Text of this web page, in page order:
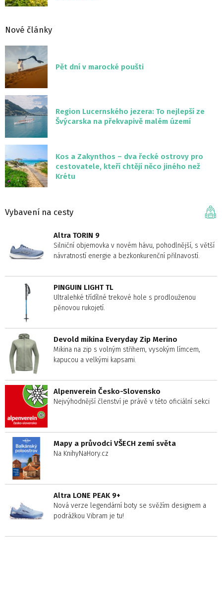
Nové články
Pět dní v marocké poušti
Region Lucernského jezera: To nejlepší ze
Švýcarska na překvapivě malém území
Kos a Zakynthos – dva řecké ostrovy pro
cestovatele, kteří chtějí něco jiného než
Krétu
Vybavení na cesty
Altra TORIN 9
Silniční objemovka v novém hávu, pohodlnější, s větší
návratností energie a bezkonkurenční přilnavostí.
PINGUIN LIGHT TL
Ultralehké třídílné trekové hole s prodlouženou
pěnovou rukojetí.
Devold mikina Everyday Zip Merino
Mikina na zip s volným střihem, vysokým límcem,
kapucou a velkými kapsami.
Alpenverein Česko-Slovensko
Nejvýhodnější členství je právě v této oficiální sekci
Mapy a průvodci VŠECH zemí světa
Na KnihyNaHory.cz
Altra LONE PEAK 9+
Nová verze legendární boty se svěžím designem a
podrážkou Vibram je tu!